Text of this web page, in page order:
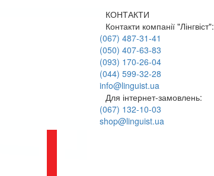
КОНТАКТИ
Контакти компанії "Лінгвіст":
(067) 487-31-41
(050) 407-63-83
(093) 170-26-04
(044) 599-32-28
info@linguist.ua
Для інтернет-замовлень:
(067) 132-10-03
shop@linguist.ua